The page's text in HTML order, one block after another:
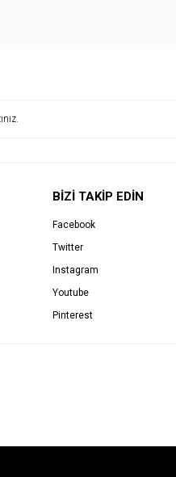
BİZİ TAKİP EDİN
Facebook
Twitter
Instagram
Youtube
Pinterest